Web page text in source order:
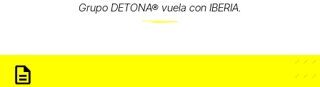
Grupo DETONA® vuela con IBERIA.